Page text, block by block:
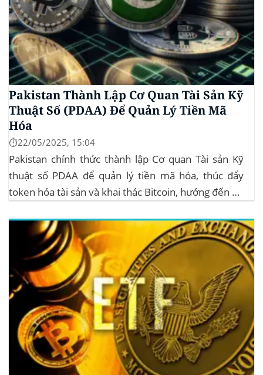
Pakistan Thành Lập Cơ Quan Tài Sản Kỹ
Thuật Số (PDAA) Để Quản Lý Tiền Mã
Hóa
⏱️22/05/2025, 15:04
Pakistan chính thức thành lập Cơ quan Tài sản Kỹ
thuật số PDAA để quản lý tiền mã hóa, thúc đẩy
token hóa tài sản và khai thác Bitcoin, hướng đến hệ
Hóa Mới tại Pakistan Chính phủ Pakistan...